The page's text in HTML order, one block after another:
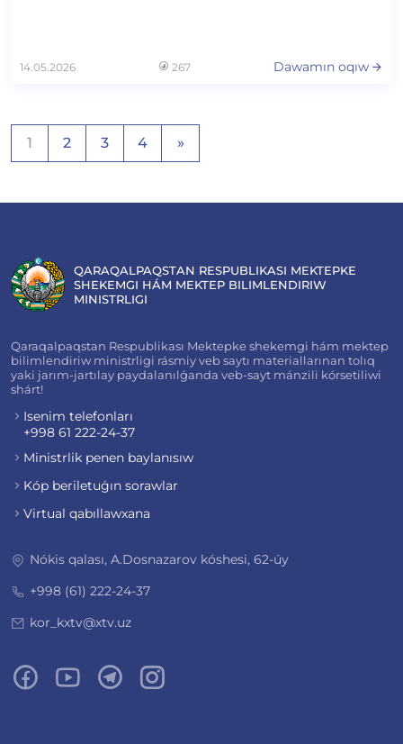
14.05.2026 267 Dawamın oqıw
Posts
navigation
1 2 3 4 »
QARAQALPAQSTAN RESPUBLIKASI MEKTEPKE
SHEKEMGI HÁM MEKTEP BILIMLENDIRIW
MINISTRLIGI
Qaraqalpaqstan Respublikası Mektepke shekemgi hám mektep
bilimlendiriw ministrligi rásmiy veb saytı materiallarınan tolıq
yaki jarım-jartılay paydalanılǵanda veb-sayt mánzili kórsetiliwi
shárt!
Isenim telefonları
+998 61 222-24-37
Ministrlik penen baylanısıw
Kóp beriletuǵın sorawlar
Virtual qabıllawxana
Nókis qalası, A.Dosnazarov kóshesi, 62-úy
+998 (61) 222-24-37
kor_kxtv@xtv.uz